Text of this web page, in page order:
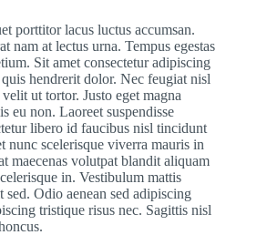
porttitor lacus luctus accumsan.
nam at lectus urna. Tempus egestas
Sit amet consectetur adipiscing
hendrerit dolor. Nec feugiat nisl
ut tortor. Justo eget magna
eu non. Laoreet suspendisse
libero id faucibus nisl tincidunt
nunc scelerisque viverra mauris in
maecenas volutpat blandit aliquam
in. Vestibulum mattis
Odio aenean sed adipiscing
tristique risus nec. Sagittis nisl